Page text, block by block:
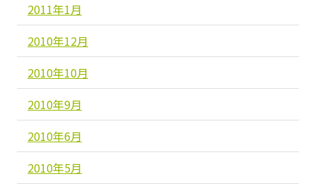
2011年1月
2010年12月
2010年10月
2010年9月
2010年6月
2010年5月